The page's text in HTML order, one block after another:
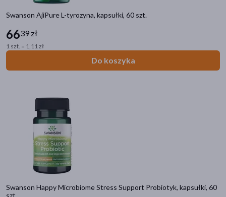
Swanson AjiPure L-tyrozyna, kapsułki, 60 szt.
6639 zł
1 szt. = 1,11 zł
Do koszyka
Swanson Happy Microbiome Stress Support Probiotyk, kapsułki, 60
szt.